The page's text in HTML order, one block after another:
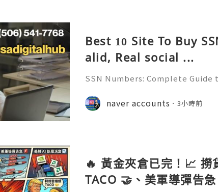
Best 10 Site To Buy
alid, Real social ...
SSN Numbers: Complete
st & Reliable 24/7 Customer
p :+1 (506) 541-7768
naver accounts 3小時前
🔥 黃金夾倉已完！📈
TACO 🤝、美軍導彈告